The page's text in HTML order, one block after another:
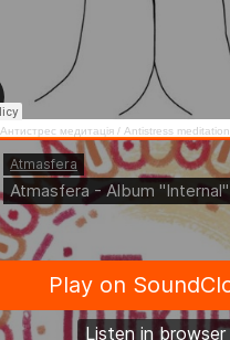
Антистрес медитація / Аntistress meditation